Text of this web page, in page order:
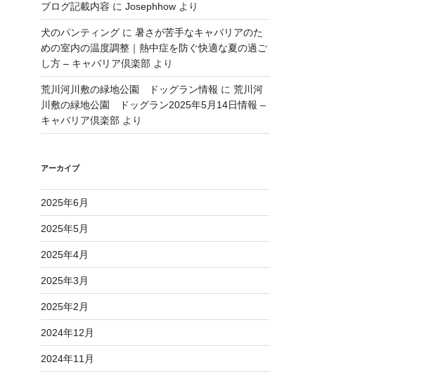
ブログ記載内容 に Josephhowより
犬のパンティングに 暑さが苦手なキャバリアのた
めの室内の温度調整｜熱中症を防ぐ快適な夏の過ご
し方 – キャバリア倶楽部より
荒川河川敷の緑地公園 ドッグラン情報 に 荒川河
川敷の緑地公園 ドッグラン2025年5月14日情報 –
キャバリア倶楽部より
アーカイブ
2025年6月
2025年5月
2025年4月
2025年3月
2025年2月
2024年12月
2024年11月